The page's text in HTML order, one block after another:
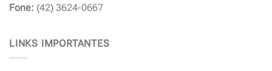
Fone: (42) 3624-0667
LINKS IMPORTANTES